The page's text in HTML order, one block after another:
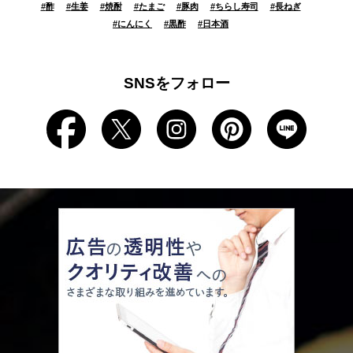
#酢 #生姜 #焼酎 #たまご #豚肉 #ちらし寿司 #長ねぎ
#にんにく #黒酢 #日本酒
SNSをフォロー